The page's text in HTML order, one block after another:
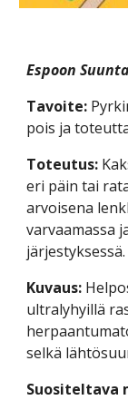
Espoon
Tavoite:
pois ja
Toteutus:
eri päin tai
arvoisena
varvaamassa
järjestyksessä.
Kuvaus:
ultralyhyillä
selkä
Suositeltava